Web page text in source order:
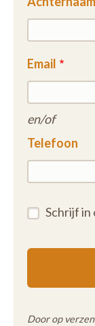
Email
en/of
Telefoon
Schrijf in
Door op